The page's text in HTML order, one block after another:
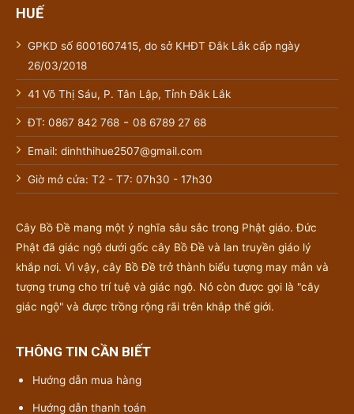
HUẾ
GPKD số 6001607415, do sở KHĐT Đắk Lắk cấp ngày
26/03/2018
41 Võ Thị Sáu, P. Tân Lập, Tỉnh Đắk Lắk
ĐT: 0867 842 768- 08 6789 27 68
Email: dinhthihue2507@gmail.com
Giờ mở cửa: T2 - T7: 07h30 - 17h30
Cây Bồ Đề mang một ý nghĩa sâu sắc trong Phật giáo. Đức
Phật đã giác ngộ dưới gốc cây Bồ Đề và lan truyền giáo lý
khắp nơi. Vì vậy, cây Bồ Đề trở thành biểu tượng may mắn và
tượng trưng cho trí tuệ và giác ngộ. Nó còn được gọi là "cây
giác ngộ" và được trồng rộng rãi trên khắp thế giới.
THÔNG TIN CẦN BIẾT
Hướng dẫn mua hàng
Hướng dẫn thanh toán